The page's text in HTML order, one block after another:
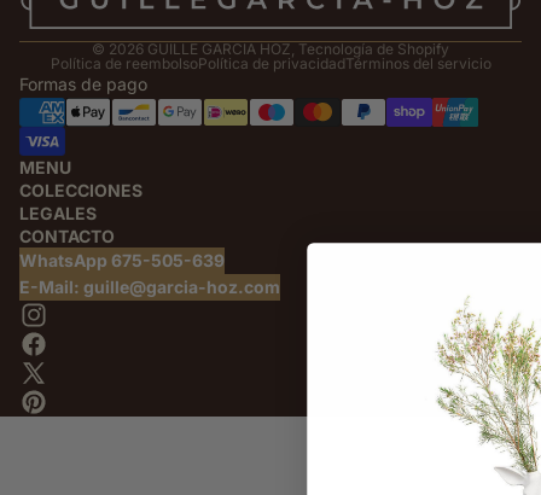
© 2026GUILLE GARCIA HOZ,Tecnología de Shopify
Política de reembolsoPolítica de privacidadTérminos del servicio
Formas de pago
MENU
COLECCIONES
LEGALES
CONTACTO
WhatsApp 675-505-639
E-Mail: guille@garcia-hoz.com